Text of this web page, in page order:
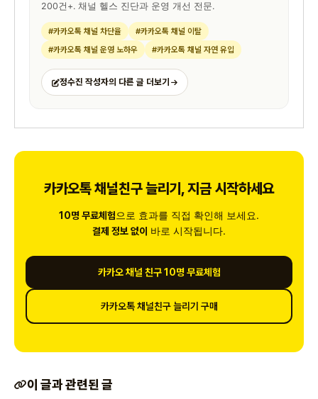
200건+. 채널 헬스 진단과 운영 개선 전문.
#카카오톡 채널 차단율
#카카오톡 채널 이탈
#카카오톡 채널 운영 노하우
#카카오톡 채널 자연 유입
정수진 작성자의 다른 글 더보기
카카오톡 채널친구 늘리기, 지금 시작하세요
10명 무료체험으로 효과를 직접 확인해 보세요.
결제 정보 없이 바로 시작됩니다.
카카오 채널 친구 10명 무료체험
카카오톡 채널친구 늘리기 구매
이 글과 관련된 글